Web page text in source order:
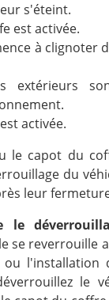
s'éteint.
est activée.
à clignoter
extérieurs
activée.
le capot du
du
leur
le
se reverrouille
l'installation
le